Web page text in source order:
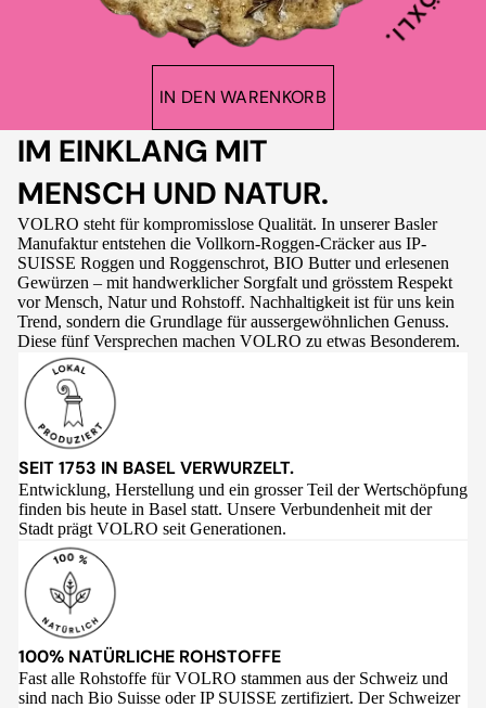
IN DEN WARENKORB
IM EINKLANG MIT
MENSCH UND NATUR.
VOLRO steht für kompromisslose Qualität. In unserer Basler
Manufaktur entstehen die Vollkorn-Roggen-Cräcker aus IP-
SUISSE Roggen und Roggenschrot, BIO Butter und erlesenen
Gewürzen – mit handwerklicher Sorgfalt und grösstem Respekt
vor Mensch, Natur und Rohstoff. Nachhaltigkeit ist für uns kein
Trend, sondern die Grundlage für aussergewöhnlichen Genuss.
Diese fünf Versprechen machen VOLRO zu etwas Besonderem.
SEIT 1753 IN BASEL VERWURZELT.
Entwicklung, Herstellung und ein grosser Teil der Wertschöpfung
finden bis heute in Basel statt. Unsere Verbundenheit mit der
Stadt prägt VOLRO seit Generationen.
100% NATÜRLICHE ROHSTOFFE
Fast alle Rohstoffe für VOLRO stammen aus der Schweiz und
sind nach Bio Suisse oder IP SUISSE zertifiziert. Der Schweizer